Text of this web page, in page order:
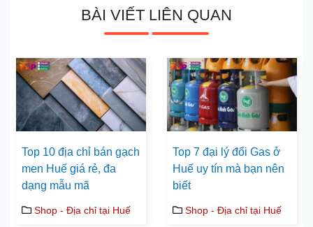
BÀI VIẾT LIÊN QUAN
Top 10 địa chỉ bán gạch
men Huế giá rẻ, đa
dạng mẫu mã
Shop - Địa chỉ tại Huế
Top 7 đại lý đổi Gas ở
Huế uy tín mà bạn nên
biết
Shop - Địa chỉ tại Huế